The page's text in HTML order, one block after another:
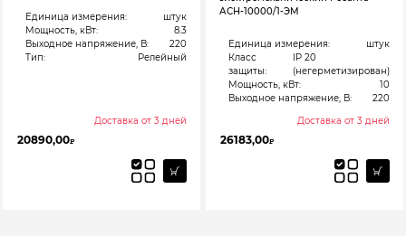
Единица измерения:
штук
Мощность, кВт:
8.3
Выходное напряжение, В:
220
Тип:
Релейный
Доставка от 3 дней
20890,00₽
АСН-10000/1-ЭМ
Единица измерения:
штук
Класс
защиты:
IP 20
(негерметизирован)
Мощность, кВт:
10
Выходное напряжение, В:
220
Доставка от 3 дней
26183,00₽